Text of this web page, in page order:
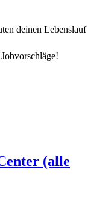
deinen Lebenslauf
(alle